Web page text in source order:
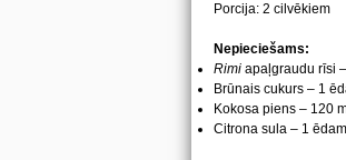
Porcija: 2 cilvēkiem
Nepieciešams:
Rimi apaļgraudu rīsi
Brūnais cukurs – 1
Kokosa piens – 120
Citrona sula – 1